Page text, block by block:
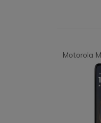
Motorola